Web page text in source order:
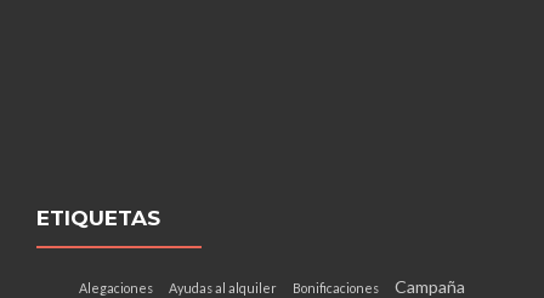
ETIQUETAS
Alegaciones Ayudas al alquiler Bonificaciones Campaña